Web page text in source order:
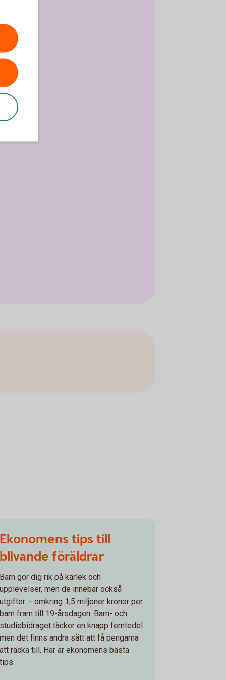
Ekonomens tips till
blivande föräldrar
Barn gör dig rik på kärlek och
upplevelser, men de innebär också
utgifter – omkring 1,5 miljoner kronor per
barn fram till 19-årsdagen. Barn- och
studiebidraget täcker en knapp femtedel
men det finns andra sätt att få pengarna
att räcka till. Här är ekonomens bästa
tips.